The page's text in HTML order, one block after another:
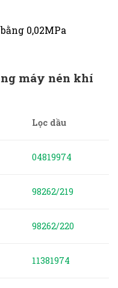
0,02MPa
máy nén khí
Lọc dầu
04819974
98262/219
98262/220
11381974